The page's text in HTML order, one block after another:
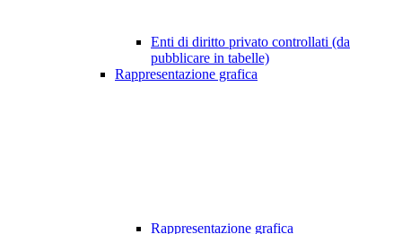
Enti di diritto privato controllati (da
pubblicare in tabelle)
Rappresentazione grafica
Rappresentazione grafica